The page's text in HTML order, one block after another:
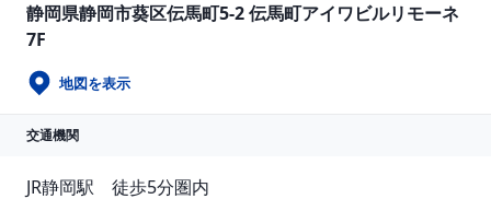
静岡県静岡市葵区伝馬町5-2 伝馬町アイワビルリモーネ
7F
地図を表示
交通機関
JR静岡駅　徒歩5分圏内